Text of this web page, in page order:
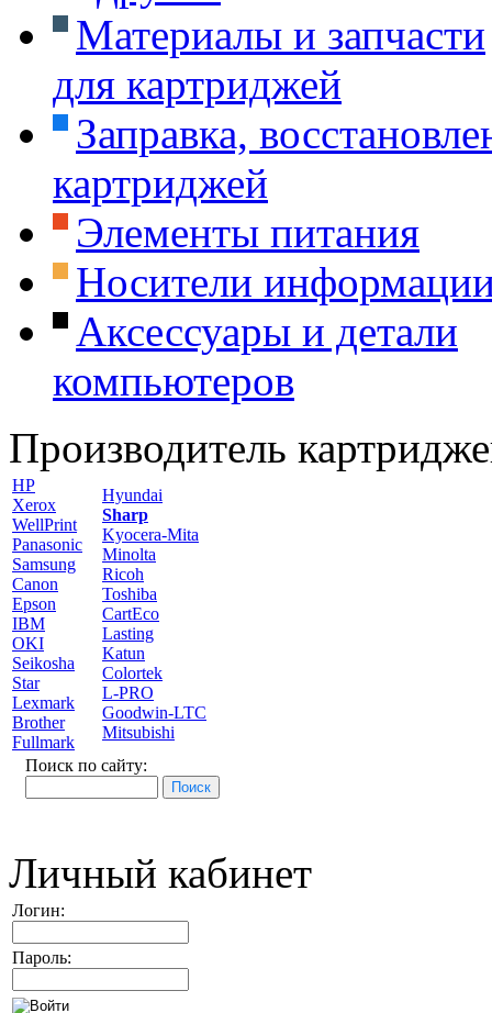
Материалы и запчасти
для картриджей
Заправка,
картриджей
Элементы питания
Носители
Аксессуары и детали
компьютеров
Производитель
HP
Xerox
WellPrint
Panasonic
Samsung
Canon
Epson
IBM
OKI
Seikosha
Star
Lexmark
Brother
Fullmark
Hyundai
Sharp
Kyocera-Mita
Minolta
Ricoh
Toshiba
CartEco
Lasting
Katun
Colortek
L-PRO
Goodwin-LTC
Mitsubishi
Поиск по сайту:
Личный кабинет
Логин:
Пароль: